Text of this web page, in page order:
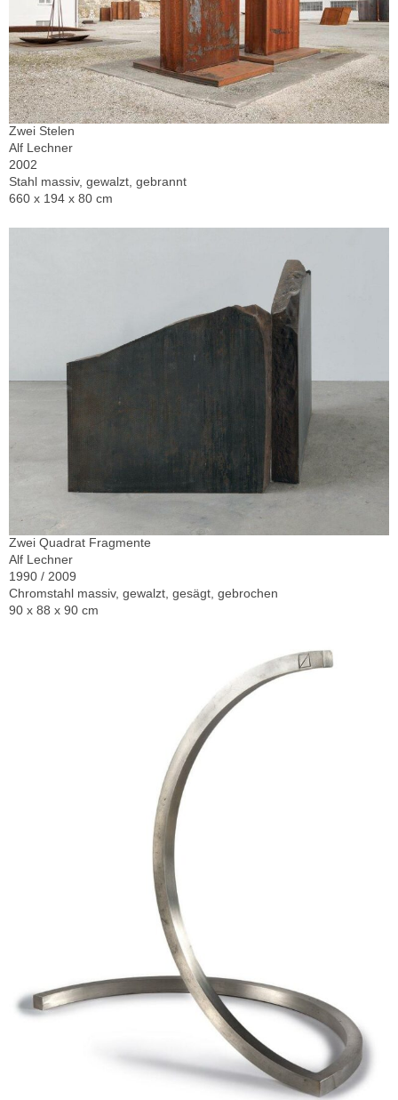
Zwei Stelen
Alf Lechner
2002
Stahl massiv, gewalzt, gebrannt
660 x 194 x 80 cm
Zwei Quadrat Fragmente
Alf Lechner
1990 / 2009
Chromstahl massiv, gewalzt, gesägt, gebrochen
90 x 88 x 90 cm